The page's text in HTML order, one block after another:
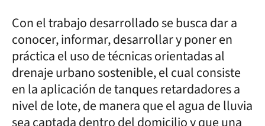
Con el trabajo desarrollado se busca dar a
conocer, informar, desarrollar y poner en
práctica el uso de técnicas orientadas al
drenaje urbano sostenible, el cual consiste
en la aplicación de tanques retardadores a
nivel de lote, de manera que el agua de lluvia